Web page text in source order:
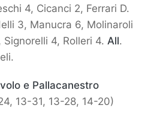
4, Cicanci 2, Ferrari D.
3, Manucra 6, Molinaroli
Signorelli 4, Rolleri 4. All.
e Pallacanestro
13-31, 13-28, 14-20)